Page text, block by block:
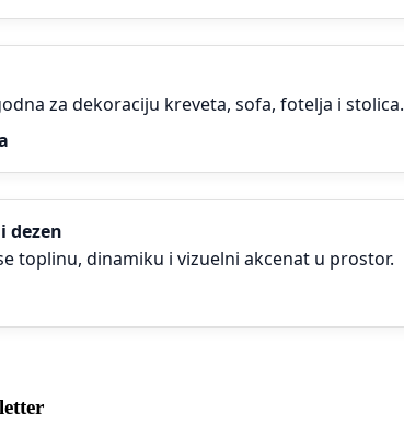
za dekoraciju kreveta, sofa, fotelja i stolica.
dezen
toplinu, dinamiku i vizuelni akcenat u prostor.